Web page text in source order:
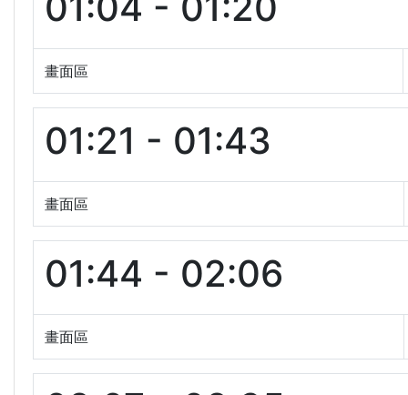
畫面區
01:21 - 01:43
畫面區
01:44 - 02:06
畫面區